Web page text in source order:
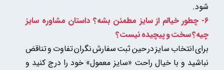
شود.​​​​​​​
6- چطور خیالم از سایز مطمئن بشه؟ داستان مشاوره سایز
چیه؟ سخت و پیچیده نیست؟
برای انتخاب سایز در حین ثبت سفارش نگران تفاوت و تناقض
نباشید و با خیال راحت «سایز معمول» خود را درج کنید و